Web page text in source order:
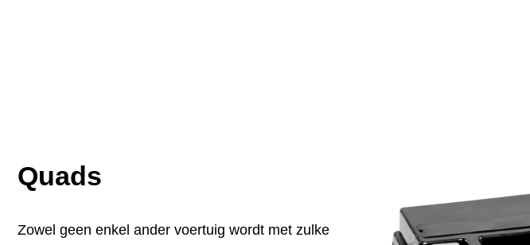
Quads
Zowel geen enkel ander voertuig wordt met zulke